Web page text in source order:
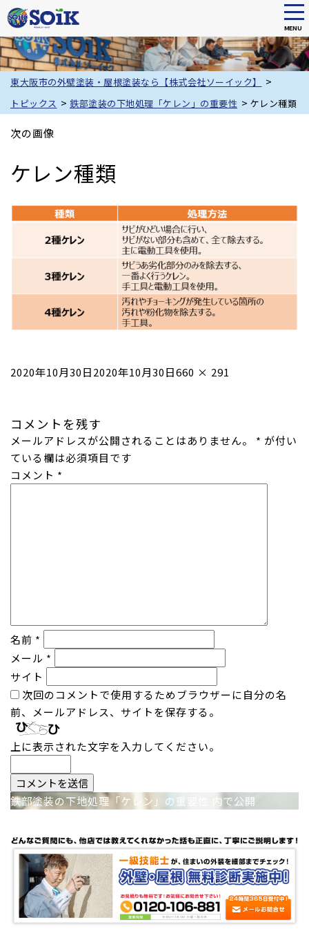
Skip
to
main
content
MENU
東大阪市の外壁塗装・屋根塗装なら【株式会社ソーイック】 >
トピックス > 鉄部塗装の下地処理「ケレン」の重要性 > ケレン種類
次の画像
ケレン種類
投
2020年10月30日2020年10月30日フ
ズ
660 × 291
コメントを残す
メールアドレスが公開されることはありません。 * が付い
ている欄は必須項目です
コメント *
名前 *
メール *
サイト
次回のコメントで使用するためブラウザーに自分の名
前、メールアドレス、サイトを保存する。
上に表示された文字を入力してください。
投
稿
ナ
ビ
ゲ
鉄部塗装の下地処理「ケレン」の重要性 内で公開